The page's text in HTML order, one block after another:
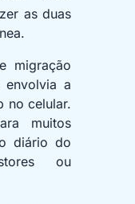
as duas
migração
envolvia a
no celular.
muitos
diário do
ou